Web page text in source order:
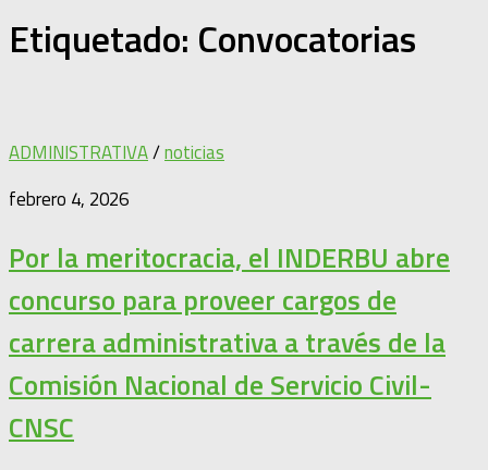
Etiquetado: Convocatorias
ADMINISTRATIVA/noticias
febrero 4, 2026
Por la meritocracia, el INDERBU abre
concurso para proveer cargos de
carrera administrativa a través de la
Comisión Nacional de Servicio Civil-
CNSC